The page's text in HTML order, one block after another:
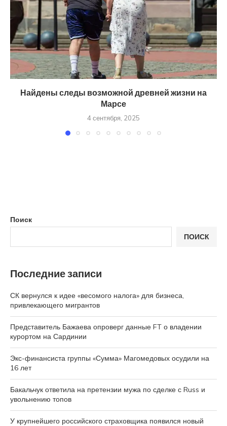
Найдены следы возможной древней жизни на
Марсе
4 сентября, 2025
Поиск
ПОИСК
Последние записи
СК вернулся к идее «весомого налога» для бизнеса,
привлекающего мигрантов
Представитель Бажаева опроверг данные FT о владении
курортом на Сардинии
Экс-финансиста группы «Сумма» Магомедовых осудили на
16 лет
Бакальчук ответила на претензии мужа по сделке с Russ и
увольнению топов
У крупнейшего российского страховщика появился новый